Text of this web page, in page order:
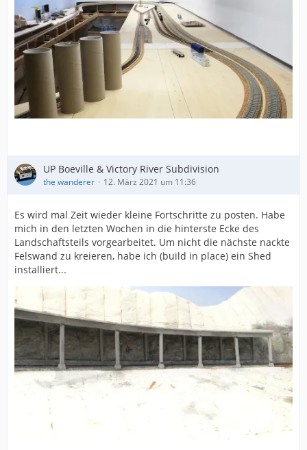
UP Boeville & Victory River Subdivision
the wanderer 12. März 2021 um 11:36
Es wird mal Zeit wieder kleine Fortschritte zu posten. Habe
mich in den letzten Wochen in die hinterste Ecke des
Landschaftsteils vorgearbeitet. Um nicht die nächste nackte
Felswand zu kreieren, habe ich (build in place) ein Shed
installiert...